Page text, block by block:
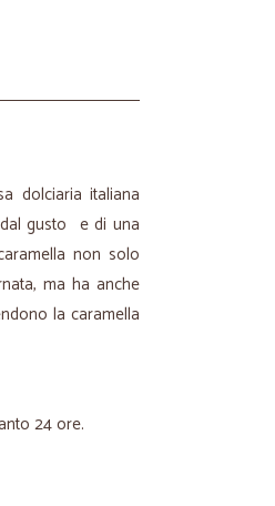
dolciaria italiana
gusto e di una
non solo
ma ha anche
la caramella
24 ore.